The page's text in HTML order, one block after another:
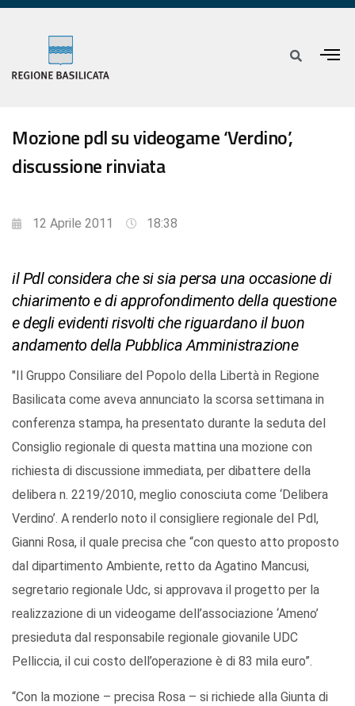
Mozione pdl su videogame ‘Verdino’,
discussione rinviata
12 Aprile 2011 18:38
il Pdl considera che si sia persa una occasione di
chiarimento e di approfondimento della questione
e degli evidenti risvolti che riguardano il buon
andamento della Pubblica Amministrazione
"Il Gruppo Consiliare del Popolo della Libertà in Regione
Basilicata come aveva annunciato la scorsa settimana in
conferenza stampa, ha presentato durante la seduta del
Consiglio regionale di questa mattina una mozione con
richiesta di discussione immediata, per dibattere della
delibera n. 2219/2010, meglio conosciuta come ‘Delibera
Verdino’. A renderlo noto il consigliere regionale del Pdl,
Gianni Rosa, il quale precisa che “con questo atto proposto
dal dipartimento Ambiente, retto da Agatino Mancusi,
segretario regionale Udc, si approvava il progetto per la
realizzazione di un videogame dell’associazione ‘Ameno’
presieduta dal responsabile regionale giovanile UDC
Pelliccia, il cui costo dell’operazione è di 83 mila euro”.
“Con la mozione – precisa Rosa – si richiede alla Giunta di